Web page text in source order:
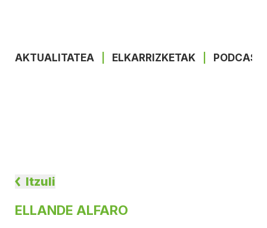
AKTUALITATEA ELKARRIZKETAK
Itzuli
ELLANDE ALFARO